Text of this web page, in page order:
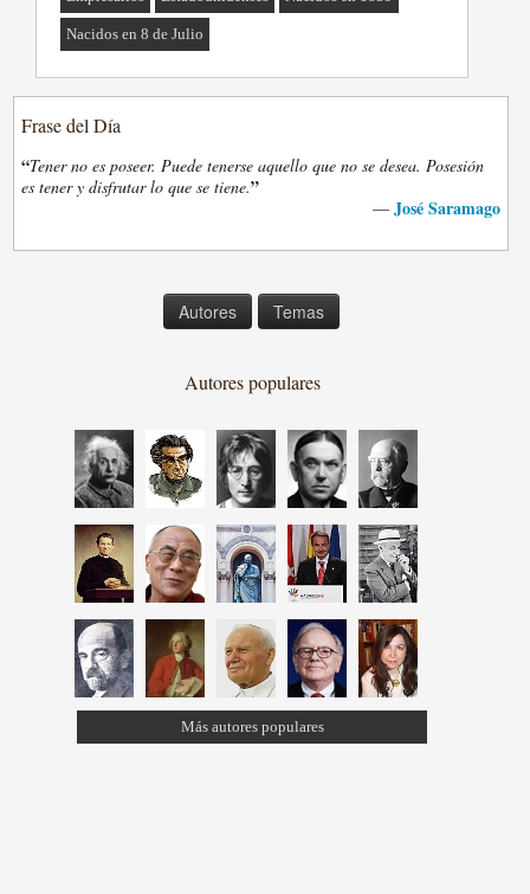
Nacidos en 8 de Julio
Frase del Día
“Tener no es poseer. Puede tenerse aquello que no se desea. Posesión
es tener y disfrutar lo que se tiene.”
— José Saramago
Autores Temas
Autores populares
Más autores populares